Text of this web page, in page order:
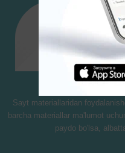
Sayt materiallaridan
barcha materiallar ma'lumot
paydo bo'lsa,